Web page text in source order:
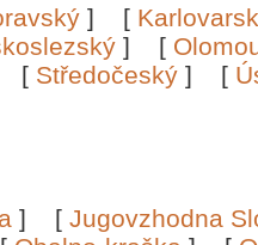
] [
] [
[ Středočeský ] [
] [ Jugovzhodna